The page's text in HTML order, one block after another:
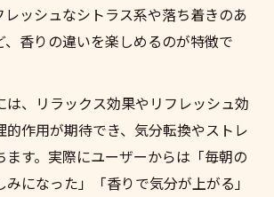
レッシュなシトラス系や落ち着きのあ
、香りの違いを楽しめるのが特徴で
は、リラックス効果やリフレッシュ効
的作用が期待でき、気分転換やストレ
ます。実際にユーザーからは「毎朝の
になった」「香りで気分が上がる」